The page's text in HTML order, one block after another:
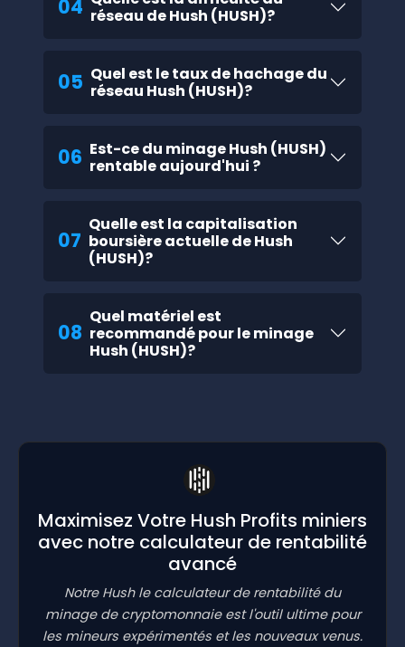
04 réseau de Hush (HUSH)?
05 Quel est le taux de hachage du
réseau Hush (HUSH)?
06 Est-ce du minage Hush (HUSH)
rentable aujourd'hui ?
07
Quelle est la capitalisation
boursière actuelle de Hush
(HUSH)?
08
Quel matériel est
recommandé pour le minage
Hush (HUSH)?
Maximisez Votre Hush Profits miniers
avec notre calculateur de rentabilité
avancé
Notre Hush le calculateur de rentabilité du
minage de cryptomonnaie est l'outil ultime pour
les mineurs expérimentés et les nouveaux venus.